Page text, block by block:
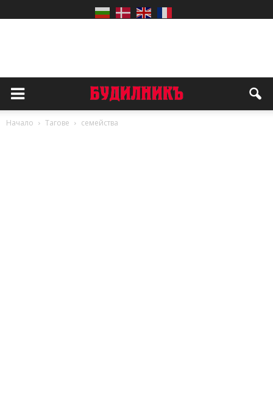
Начало Тагове семейства